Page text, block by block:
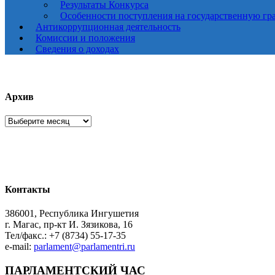
Результаты Конкурса
Особенности поступления на государственную
Антикоррупционная деятельность
Комиссии и положения
Сведения о доходах
Архив
Архив
Контакты
386001, Республика Ингушетия
г. Магас, пр-кт И. Зязикова, 16
Тел/факс.: +7 (8734) 55-17-35
e-mail: parlament@parlamentri.ru
ПАРЛАМЕНТСКИЙ ЧАС